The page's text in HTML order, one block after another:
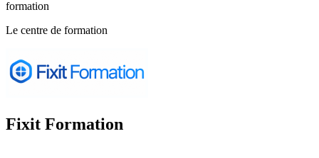
formation
Le centre de formation
Fixit Formation